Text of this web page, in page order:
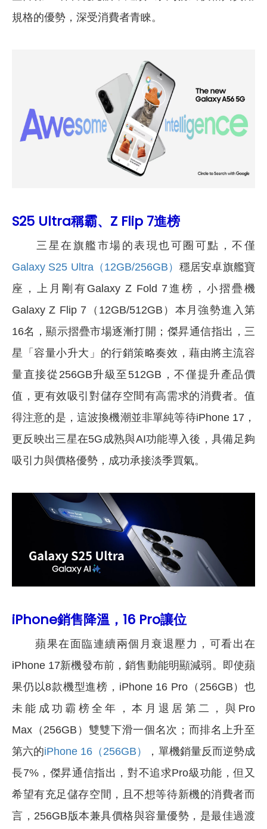
規格的優勢，深受消費者青睞。
S25 Ultra稱霸、Z Flip 7進榜
三星在旗艦市場的表現也可圈可點，不僅
Galaxy S25 Ultra（12GB/256GB） 穩居安卓旗艦寶
座，上月剛有Galaxy Z Fold 7進榜，小摺疊機
Galaxy Z Flip 7（12GB/512GB）本月強勢進入第
16名，顯示摺疊市場逐漸打開；傑昇通信指出，三
星「容量小升大」的行銷策略奏效，藉由將主流容
量直接從256GB升級至512GB，不僅提升產品價
值，更有效吸引對儲存空間有高需求的消費者。值
得注意的是，這波換機潮並非單純等待iPhone 17，
更反映出三星在5G成熟與AI功能導入後，具備足夠
吸引力與價格優勢，成功承接淡季買氣。
iPhone銷售降溫，16 Pro讓位
蘋果在面臨連續兩個月衰退壓力，可看出在
iPhone 17新機發布前，銷售動能明顯減弱。即使蘋
果仍以8款機型進榜，iPhone 16 Pro（256GB）也
未能成功霸榜全年，本月退居第二，與Pro
Max（256GB）雙雙下滑一個名次；而排名上升至
第六的iPhone 16（256GB）
，單機銷量反而逆勢成
長7%，傑昇通信指出，對不追求Pro級功能，但又
希望有充足儲存空間，且不想等待新機的消費者而
言，256GB版本兼具價格與容量優勢，是最佳過渡